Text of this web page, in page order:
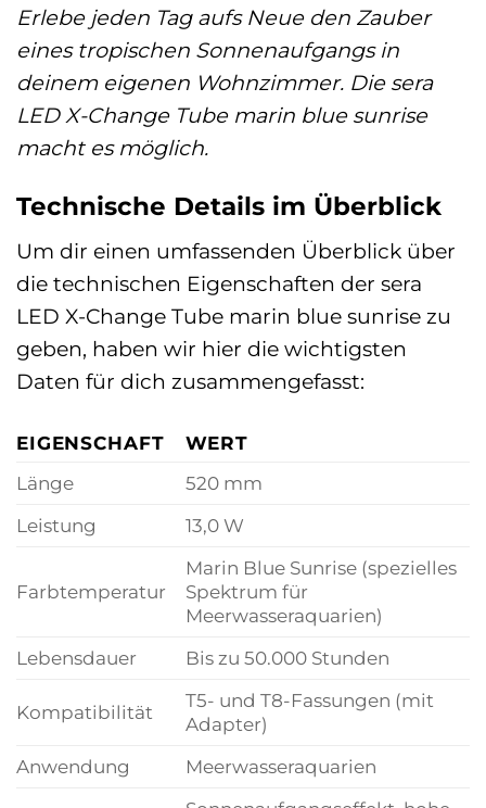
Erlebe jeden Tag aufs Neue den Zauber
eines tropischen Sonnenaufgangs in
deinem eigenen Wohnzimmer. Die sera
LED X-Change Tube marin blue sunrise
macht es möglich.
Technische Details im Überblick
Um dir einen umfassenden Überblick über
die technischen Eigenschaften der sera
LED X-Change Tube marin blue sunrise zu
geben, haben wir hier die wichtigsten
Daten für dich zusammengefasst:
EIGENSCHAFT
WERT
Länge
520 mm
Leistung
13,0 W
Farbtemperatur
Marin Blue Sunrise (spezielles
Spektrum für
Meerwasseraquarien)
Lebensdauer
Bis zu 50.000 Stunden
Kompatibilität
T5- und T8-Fassungen (mit
Adapter)
Anwendung
Meerwasseraquarien